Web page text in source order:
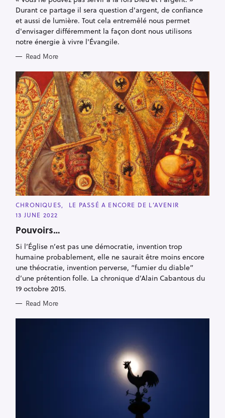
Durant ce partage il sera question d'argent, de confiance
et aussi de lumière. Tout cela entremêlé nous permet
d'envisager différemment la façon dont nous utilisons
notre énergie à vivre l'Évangile.
Read More
C
T
G
R
I
E
CHRONIQUES
LE PASSÉ A ENCORE DE L’AVENIR
13 JUNE 2022
Pouvoirs…
Si l’Église n’est pas une démocratie, invention trop
humaine probablement, elle ne saurait être moins encore
une théocratie, invention perverse, “fumier du diable”
d’une prétention folle. La chronique d’Alain Cabantous du
19 octobre 2015.
Read More